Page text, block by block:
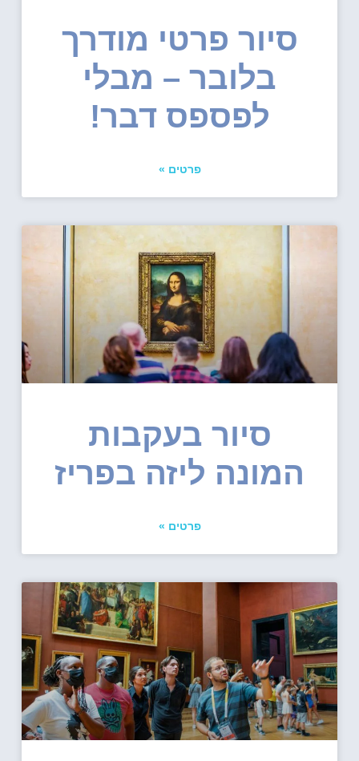
סיור פרטי מודרך
בלובר – מבלי
לפספס דבר!
פרטים »
סיור בעקבות
המונה ליזה בפריז
פרטים »